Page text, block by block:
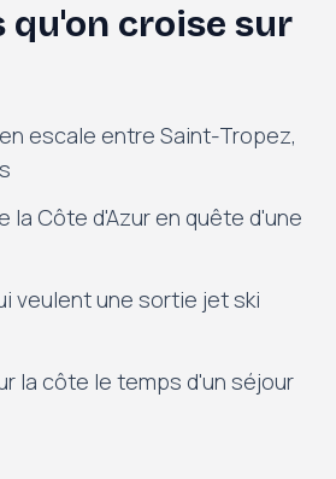
qu'on croise sur
escale entre Saint-Tropez,
la Côte d'Azur en quête d'une
veulent une sortie jet ski
la côte le temps d'un séjour